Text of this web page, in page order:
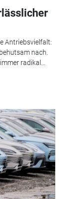
Antriebsvielfalt:
nach.
radikal...